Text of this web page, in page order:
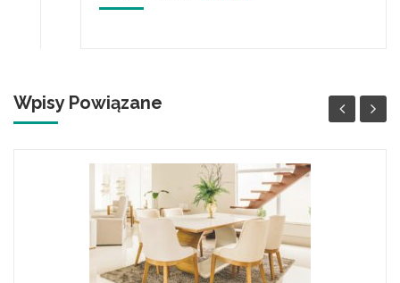
Wpisy Powiązane